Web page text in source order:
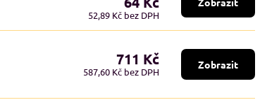
52,89 Kč bez DPH
711 Kč
587,60 Kč bez DPH
Zobrazit